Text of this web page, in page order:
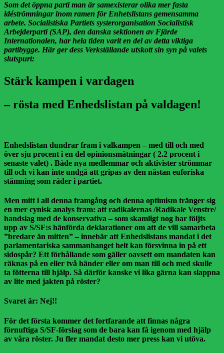
Som det öppna parti man är samexisterar olika mer fasta
idéströmningar inom ramen för Enhetslistans gemensamma
arbete. Socialistiska Partiets systerorganisation Socialistisk
Arbejderparti (SAP), den danska sektionen av Fjärde
Internationalen, har hela tiden varit en del av detta viktiga
partibygge. Här ger dess Verkställande utskott sin syn på valets
slutspurt:
Stärk kampen i vardagen
– rösta med Enhedslistan på valdagen!
Enhedslistan dundrar fram i valkampen – med till och med
över sju procent i en del opinionsmätningar ( 2.2 procent i
senaste valet) . Både nya medlemmar och aktivister strömmar
till och vi kan inte undgå att gripas av den nästan euforiska
stämning som råder i partiet.
Men mitt i all denna framgång och denna optimism tränger sig
en mer cynisk analys fram: att radikalernas /Radikale Venstre/
handslag med de konservativa – som skamligt nog har följts
upp av S/SF:s hänförda deklarationer om att de vill samarbeta
”bredare än mitten” – innebär att Enhedslistans mandat i det
parlamentariska sammanhanget helt kan försvinna in på ett
sidospår? Ett förhållande som gäller oavsett om mandaten kan
räknas på en eller två händer eller om man till och med skulle
ta fötterna till hjälp. Så därför kanske vi lika gärna kan slappna
av lite med jakten på röster?
Svaret är: Nej!!
För det första kommer det fortfarande att finnas några
förnuftiga S/SF-förslag som de bara kan få igenom med hjälp
av våra röster. Ju fler mandat desto mer press kan vi utöva.